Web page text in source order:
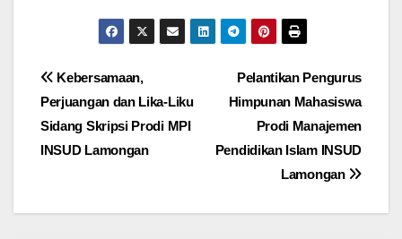
Post
navigation
Pelantikan Pengurus
Himpunan Mahasiswa
Prodi Manajemen
Pendidikan Islam INSUD
Lamongan
Kebersamaan,
Perjuangan dan Lika-Liku
Sidang Skripsi Prodi MPI
INSUD Lamongan